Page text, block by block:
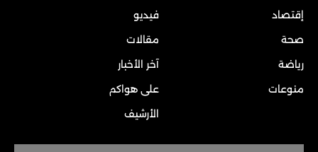
إقتصاد
صحة
رياضة
منوعات
فيديو
مقالات
آخر الأخبار
على هواكم
الأرشيف